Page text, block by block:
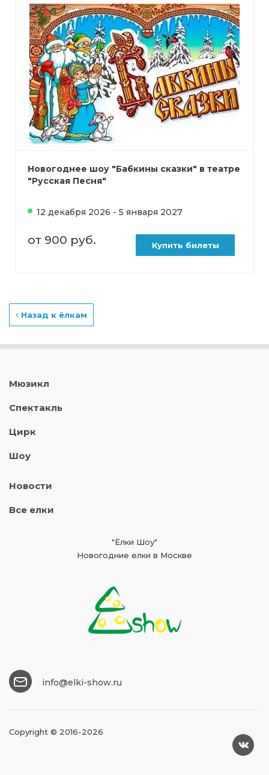
Новогоднее шоу "Бабкины сказки" в театре
"Русская Песня"
12 декабря 2026 - 5 января 2027
от 900 руб. Купить билеты
Назад к ёлкам
Мюзикл
Спектакль
Цирк
Шоу
Новости
Все елки
"Ёлки Шоу"
Новогодние елки в Москве
info@elki-show.ru
Copyright © 2016-2026